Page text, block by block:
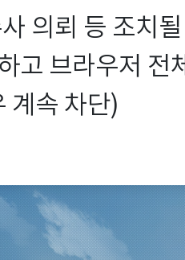
의뢰 등 조치
고 브라우저 전
계속 차단)